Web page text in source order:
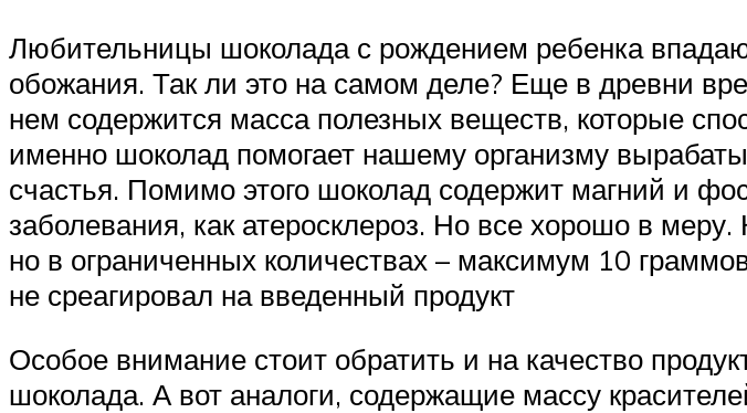
Любительницы шоколада с рождением ребенка
обожания. Так ли это на самом деле? Еще в древни
нем содержится масса полезных веществ, которые
именно шоколад помогает нашему организму
счастья. Помимо этого шоколад содержит магний и
заболевания, как атеросклероз. Но все хорошо в
но в ограниченных количествах – максимум 10
не среагировал на введенный продукт
Особое внимание стоит обратить и на качество
шоколада. А вот аналоги, содержащие массу